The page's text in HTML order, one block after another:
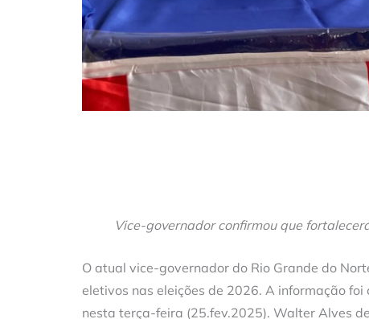
Vice-governador confirmou que
O atual vice-governador do Rio Grande do
eletivos nas eleições de 2026. A informação
nesta terça-feira (25.fev.2025). Walter Alves